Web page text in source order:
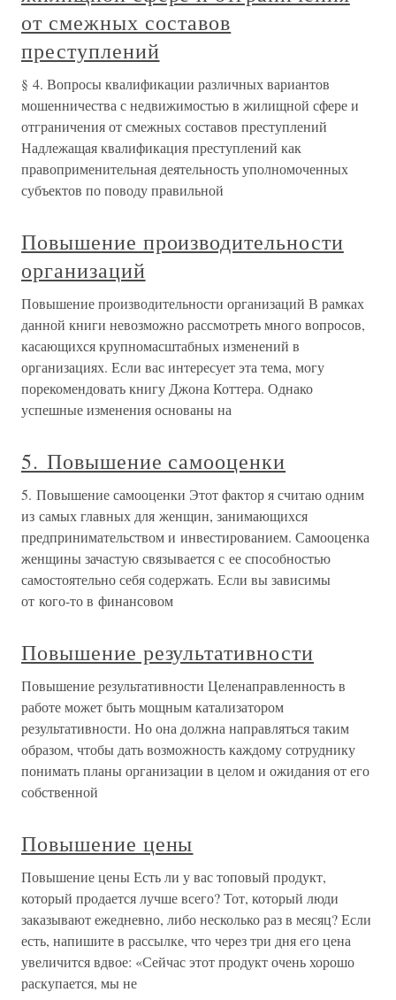
от смежных составов
преступлений
§ 4. Вопросы квалификации различных вариантов
мошенничества с недвижимостью в жилищной сфере и
отграничения от смежных составов преступлений
Надлежащая квалификация преступлений как
правоприменительная деятельность уполномоченных
субъектов по поводу правильной
Повышение производительности
организаций
Повышение производительности организаций В рамках
данной книги невозможно рассмотреть много вопросов,
касающихся крупномасштабных изменений в
организациях. Если вас интересует эта тема, могу
порекомендовать книгу Джона Коттера. Однако
успешные изменения основаны на
5. Повышение самооценки
5. Повышение самооценки Этот фактор я считаю одним
из самых главных для женщин, занимающихся
предпринимательством и инвестированием. Самооценка
женщины зачастую связывается с ее способностью
самостоятельно себя содержать. Если вы зависимы
от кого-то в финансовом
Повышение результативности
Повышение результативности Целенаправленность в
работе может быть мощным катализатором
результативности. Но она должна направляться таким
образом, чтобы дать возможность каждому сотруднику
понимать планы организации в целом и ожидания от его
собственной
Повышение цены
Повышение цены Есть ли у вас топовый продукт,
который продается лучше всего? Тот, который люди
заказывают ежедневно, либо несколько раз в месяц? Если
есть, напишите в рассылке, что через три дня его цена
увеличится вдвое: «Сейчас этот продукт очень хорошо
раскупается, мы не